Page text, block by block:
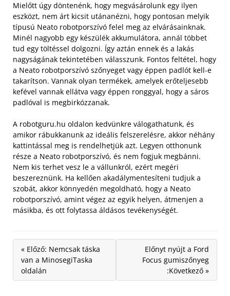
Mielőtt úgy döntenénk, hogy megvásárolunk egy ilyen
eszközt, nem árt kicsit utánanézni, hogy pontosan melyik
típusú Neato robotporszívó felel meg az elvárásainknak.
Minél nagyobb egy készülék akkumulátora, annál többet
tud egy töltéssel dolgozni. Így aztán ennek és a lakás
nagyságának tekintetében válasszunk. Fontos feltétel, hogy
a Neato robotporszívó szőnyeget vagy éppen padlót kell-e
takarítson. Vannak olyan termékek, amelyek erőteljesebb
kefével vannak ellátva vagy éppen ronggyal, hogy a sáros
padlóval is megbirkózzanak.
A robotguru.hu oldalon kedvünkre válogathatunk, és
amikor rábukkanunk az ideális felszerelésre, akkor néhány
kattintással meg is rendelhetjük azt. Legyen otthonunk
része a Neato robotporszívó, és nem fogjuk megbánni.
Nem kis terhet vesz le a vállunkról, ezért megéri
beszereznünk. Ha kellően akadálymentesíteni tudjuk a
szobát, akkor könnyedén megoldható, hogy a Neato
robotporszívó, amint végez az egyik helyen, átmenjen a
másikba, és ott folytassa áldásos tevékenységét.
« Előző: Nemcsak táska
van a MinosegiTaska
oldalán
Előnyt nyújt a Ford
Focus gumiszőnyeg
:Következő »